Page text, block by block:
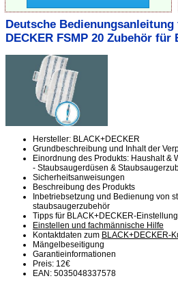
Deutsche
DECKER FSMP 20 Zubehör
Hersteller: BLACK+DECKER
Grundbeschreibung und Inhalt der
Einordnung des Produkts: Haushalt &
- Staubsaugerdüsen &
Sicherheitsanweisungen
Beschreibung des Produkts
Inbetriebsetzung und Bedienung von
staubsaugerzubehör
Tipps für BLACK+DECKER-
Einstellen und fachmännische Hilfe
Kontaktdaten zum BLACK+DECKER-
Mängelbeseitigung
Garantieinformationen
Preis: 12€
EAN: 5035048337578